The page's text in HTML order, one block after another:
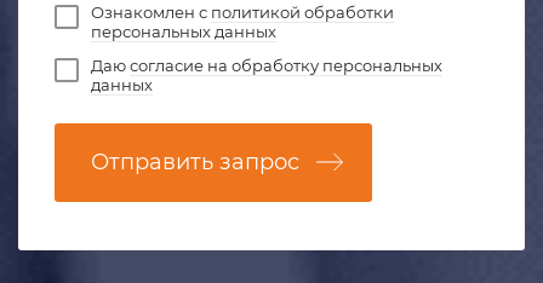
Ознакомлен с политикой обработки
персональных данных
Даюсогласие на обработку персональных
данных
Отправить запрос